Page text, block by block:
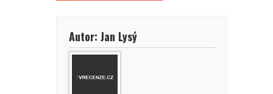
prohlásil šéf Sony v reakci na
Autor: Jan Lysý